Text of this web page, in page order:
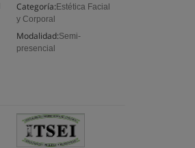
Categoría: Estética Facial
y Corporal
Modalidad:Semi-
presencial